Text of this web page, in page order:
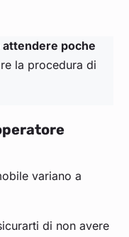
poche
la procedura di
variano a
di non avere